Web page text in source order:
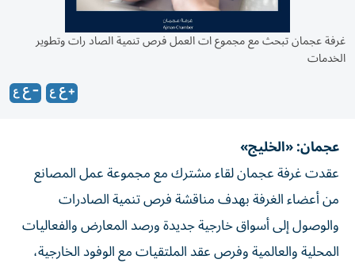
غرفة عجمان تبحث مع مجموع ات العمل فرص تنمية الصاد رات وتطوير
الخدمات
عجمان: «الخليج»
عقدت غرفة عجمان لقاء مشترك مع مجموعة عمل المصانع
من أعضاء الغرفة بهدف مناقشة فرص تنمية الصادرات
والوصول إلى أسواق خارجية جديدة ورصد المعارض والفعاليات
المحلية والعالمية وفرص عقد الملتقيات مع الوفود الخارجية،